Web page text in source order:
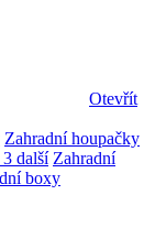
Otevřít
Zahradní houpačky
další Zahradní
boxy